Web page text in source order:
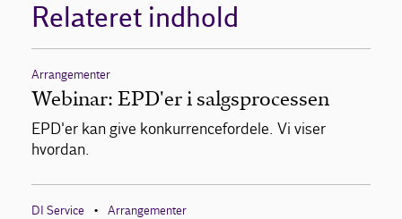
Relateret indhold
Arrangementer
Webinar: EPD'er i salgsprocessen
EPD'er kan give konkurrencefordele. Vi viser
hvordan.
DI Service • Arrangementer